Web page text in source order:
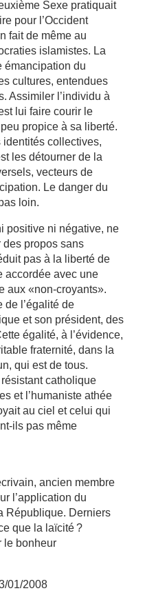
Sexe pratiquait
pour l’Occident
fait de même au
islamistes. La
émancipation du
cultures, entendues
Assimiler l’individu à
lui faire courir le
propice à sa liberté.
collectives,
les détourner de la
vecteurs de
Le danger du
loin.
positive ni négative, ne
des propos sans
pas à la liberté de
accordée avec une
aux «non-croyants».
de l’égalité de
et son président, des
égalité, à l’évidence,
fraternité, dans la
qui est de tous.
catholique
et l’humaniste athée
au ciel et celui qui
ils pas même
ancien membre
l’application du
République. Derniers
que la laïcité ?
le bonheur
01/2008